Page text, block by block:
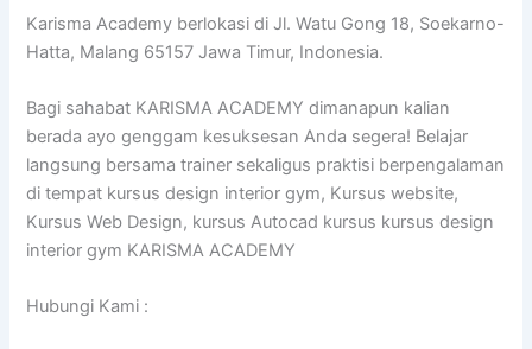
Karisma Academy berlokasi di Jl. Watu Gong 18, Soekarno-
Hatta, Malang 65157 Jawa Timur, Indonesia.
Bagi sahabat KARISMA ACADEMY dimanapun kalian
berada ayo genggam kesuksesan Anda segera! Belajar
langsung bersama trainer sekaligus praktisi berpengalaman
di tempat kursus design interior gym, Kursus website,
Kursus Web Design, kursus Autocad kursus kursus design
interior gym KARISMA ACADEMY
Hubungi Kami :